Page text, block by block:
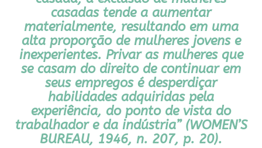
casadas tende a aumentar
materialmente, resultando em uma
alta proporção de mulheres jovens e
inexperientes. Privar as mulheres que
se casam do direito de continuar em
seus empregos é desperdiçar
habilidades adquiridas pela
experiência, do ponto de vista do
trabalhador e da indústria” (WOMEN’S
BUREAU, 1946, n. 207, p. 20).